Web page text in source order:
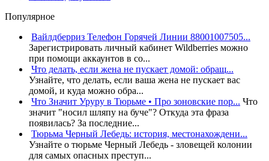
Популярное
Вайлдберриз Телефон Горячей Линии 88001007505...
Зарегистрировать личный кабинет Wildberries можно
при помощи аккаунтов в со...
Что делать, если жена не пускает домой: обращ...
Узнайте, что делать, если ваша жена не пускает вас
домой, и куда можно обра...
Что Значит Уруру в Тюрьме • Про зоновские пор... Что
значит "носил шляпу на буче"? Откуда эта фраза
появилась? За последние...
Тюрьма Черный Лебедь: история, местонахождени...
Узнайте о тюрьме Черный Лебедь - зловещей колонии
для самых опасных преступ...